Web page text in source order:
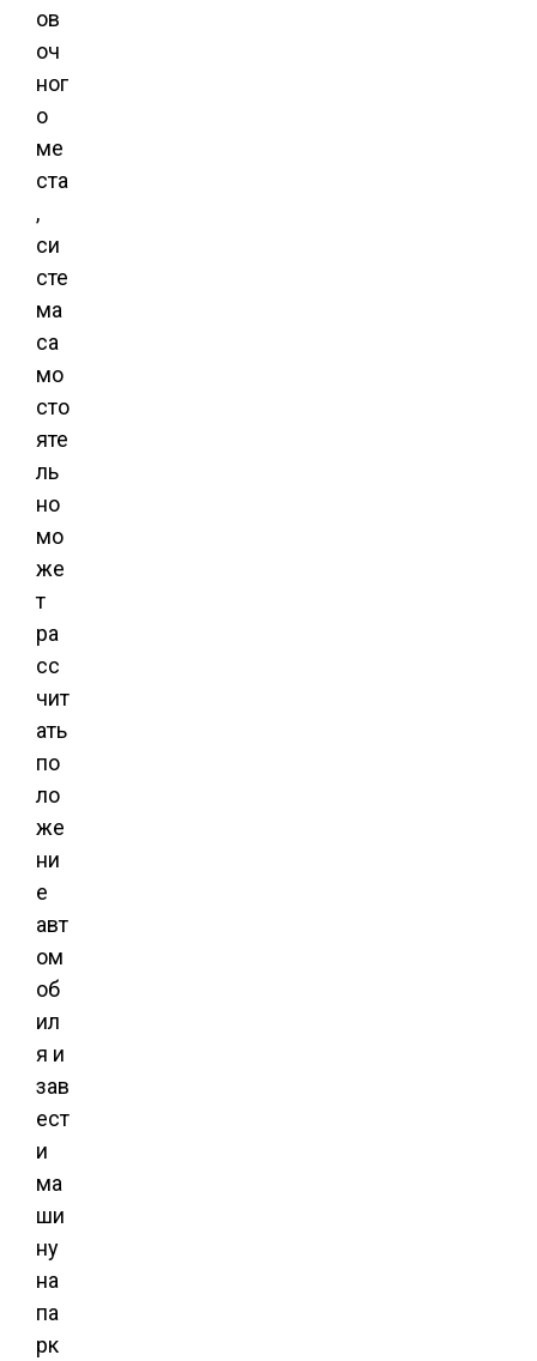
ов
оч
ног
о
ме
ста
,
си
сте
ма
са
мо
сто
яте
ль
но
мо
же
т
ра
сс
чит
ать
по
ло
же
ни
е
авт
ом
об
ил
я и
зав
ест
и
ма
ши
ну
на
па
рк